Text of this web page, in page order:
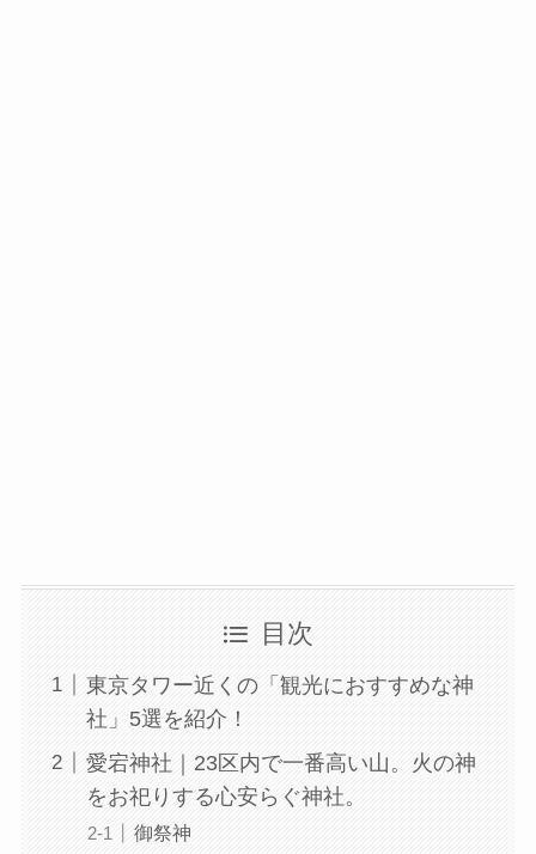
目次
東京タワー近くの「観光におすすめな神
社」5選を紹介！
愛宕神社｜23区内で一番高い山。火の神
をお祀りする心安らぐ神社。
御祭神